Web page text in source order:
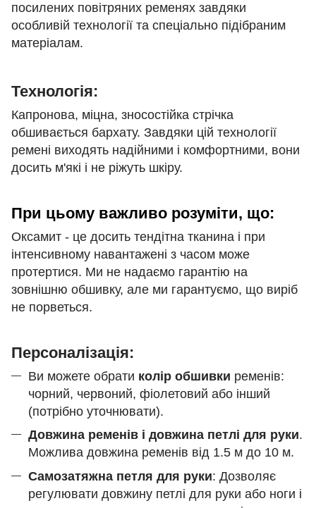
посилених повітряних ременях завдяки
особливій технології та спеціально підібраним
матеріалам.
Технологія:
Капронова, міцна, зносостійка стрічка
обшивається бархату. Завдяки цій технології
ремені виходять надійними і комфортними, вони
досить м'які і не ріжуть шкіру.
При цьому важливо розуміти, що:
Оксамит - це досить тендітна тканина і при
інтенсивному навантажені з часом може
протертися. Ми не надаємо гарантію на
зовнішню обшивку, але ми гарантуємо, що виріб
не порветься.
Персоналізація:
Ви можете обрати колір обшивки ременів:
чорний, червоний, фіолетовий або інший
(потрібно уточнювати).
Довжина ременів і довжина петлі для руки.
Можлива довжина ременів від 1.5 м до 10 м.
Самозатяжна петля для руки: Дозволяє
регулювати довжину петлі для руки або ноги і